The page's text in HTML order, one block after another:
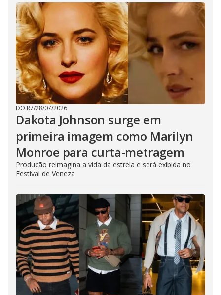
DO R7/28/07/2026
Dakota Johnson surge em
primeira imagem como Marilyn
Monroe para curta-metragem
Produção reimagina a vida da estrela e será exibida no
Festival de Veneza